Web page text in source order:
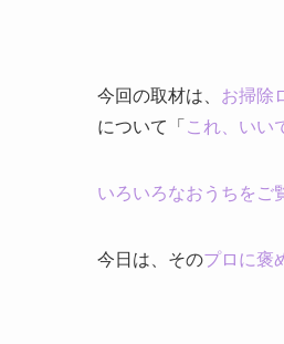
今回の取材は、 お掃除
について「これ、いい
いろいろなおうちをご
今日は、そのプロに褒